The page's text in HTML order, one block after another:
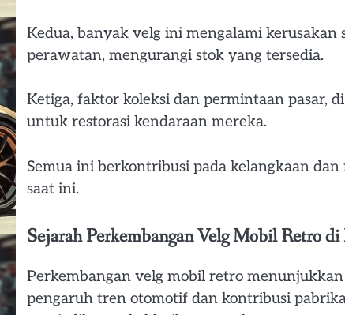
Kedua, banyak velg ini mengalami
perawatan, mengurangi stok yang tersedia.
Ketiga, faktor koleksi dan permintaan pasar,
untuk restorasi kendaraan mereka.
Semua ini berkontribusi pada kelangkaan
saat ini.
Sejarah Perkembangan Velg Mobil Retro
Perkembangan velg mobil retro
pengaruh tren otomotif dan kontribusi